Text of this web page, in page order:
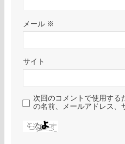
メール ※
サイト
次回のコメントで使用する
の名前、メールアドレス、